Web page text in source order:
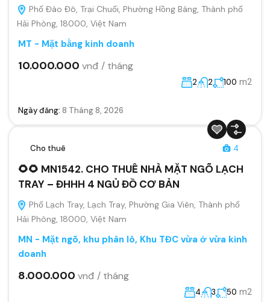
Phố Đào Đô, Trại Chuối, Phường Hồng Bàng, Thành phố
Hải Phòng, 18000, Việt Nam
MT - Mặt bằng kinh doanh
10.000.000 vnđ / tháng
2 2 100 m2
Ngày đăng: 8 Tháng 8, 2026
Cho thuê 4
🌻🌻 MN1542. CHO THUÊ NHÀ MẶT NGÕ LẠCH
TRAY – ĐHHH 4 NGỦ ĐỒ CƠ BẢN
Phố Lạch Tray, Lạch Tray, Phường Gia Viên, Thành phố
Hải Phòng, 18000, Việt Nam
MN - Mặt ngõ, khu phân lô, Khu TĐC vừa ở vừa kinh
doanh
8.000.000 vnđ / tháng
4 3 50 m2